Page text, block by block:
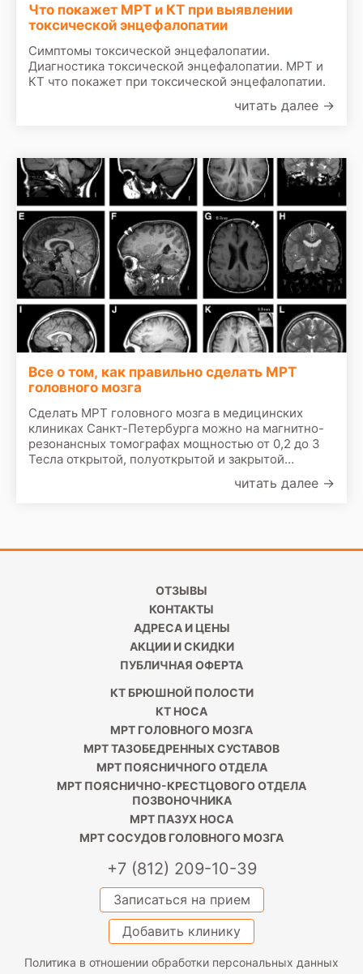
Что покажет МРТ и КТ при выявлении
токсической энцефалопатии
Симптомы токсической энцефалопатии.
Диагностика токсической энцефалопатии. МРТ и
КТ что покажет при токсической энцефалопатии.
читать далее →
Все о том, как правильно сделать МРТ
головного мозга
Сделать МРТ головного мозга в медицинских
клиниках Санкт-Петербурга можно на магнитно-
резонансных томографах мощностью от 0,2 до 3
Тесла открытой, полуоткрытой и закрытой
как проходит томография головы с точки зрения
читать далее →
ОТЗЫВЫ
КОНТАКТЫ
АДРЕСА И ЦЕНЫ
АКЦИИ И СКИДКИ
ПУБЛИЧНАЯ ОФЕРТА
КТ БРЮШНОЙ ПОЛОСТИ
КТ НОСА
МРТ ГОЛОВНОГО МОЗГА
МРТ ТАЗОБЕДРЕННЫХ СУСТАВОВ
МРТ ПОЯСНИЧНОГО ОТДЕЛА
МРТ ПОЯСНИЧНО-КРЕСТЦОВОГО ОТДЕЛА
ПОЗВОНОЧНИКА
МРТ ПАЗУХ НОСА
МРТ СОСУДОВ ГОЛОВНОГО МОЗГА
+7 (812) 209-10-39
Записаться на прием
Добавить клинику
Политика в отношении обработки персональных данных